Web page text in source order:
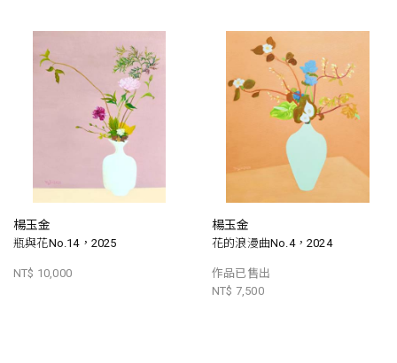
楊玉金
瓶與花No.14，2025
NT$ 10,000
楊玉金
花的浪漫曲No.4，2024
作品已售出
NT$ 7,500